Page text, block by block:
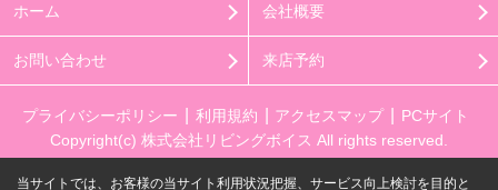
ホーム 会社概要
お問い合わせ 来店予約
プライバシーポリシー 利用規約 アクセスマップ
PCサイト
Copyright(c) 株式会社リビングボイス All rights reserved.
当サイトでは、お客様の当サイト利用状況把握、サービス向上検討を目的と